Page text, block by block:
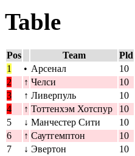
Table
Pos Team Pld
1
• Арсенал 10
2
↑ Челси 10
3
↑ Ливерпуль 10
4
↑ Тоттенхэм Хотспур 10
5
↓ Манчестер Сити 10
6
↑ Саутгемптон 10
7
↓ Эвертон 10